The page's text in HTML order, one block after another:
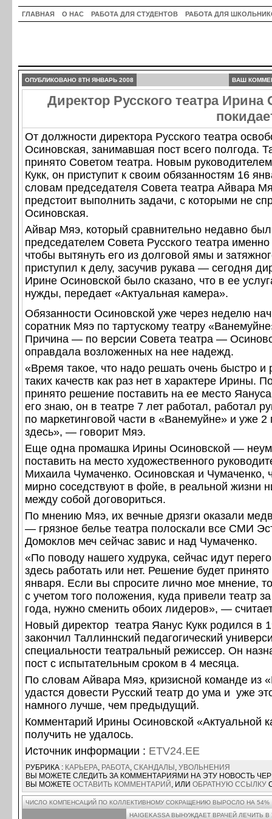
ГЛАВНАЯ О НАС РАБОТА ДЛЯ СТУДЕНТОВ РАБОТА ДЛЯ
ОПУБЛИКОВАНО 8TH ЯНВАРЬ 2008 ВАШ
Директор Русского театра Ирина
От должности директора Русского театра
Осиновская, занимавшая пост всего полгода.
принято Советом театра. Новым
Кукк, он приступит к своим обязанностям 16
словам председателя Совета театра Айвара
предстоит выполнить задачи, с которыми не
Осиновская.
Айвар Мяэ, который сравнительно недавно
председателем Совета Русского театра именно
чтобы вытянуть его из долговой ямы и
приступил к делу, засучив рукава — сегодня
Ирине Осиновской было сказано, что в ее
нужды, передает «Актуальная камера».
Обязанности Осиновской уже через неделю
соратник Мяэ по тартускому театру
Причина — по версии Совета театра —
оправдала возложенных на нее надежд.
«Время такое, что надо решать очень быстро и
таких качеств как раз нет в характере Ирины.
принято решение поставить на ее место
его знаю, он в театре 7 лет работал, работал
по маркетинговой части в «Ванемуйне» и уже 2
здесь», — говорит Мяэ.
Еще одна промашка Ирины Осиновской —
поставить на место художественного
Михаила Чумаченко. Осиновская и Чумаченко,
мирно соседствуют в фойе, в реальной жизни
между собой договориться.
По мнению Мяэ, их вечные дрязги оказали
— грязное белье театра полоскали все СМИ
Домоклов меч сейчас завис и над Чумаченко.
«По поводу нашего худрука, сейчас идут
здесь работать или нет. Решение будет принято
января. Если вы спросите лично мое мнение,
с учетом того положения, куда привели театр
года, нужно сменить обоих лидеров», —
Новый директор театра Яанус Кукк родился в
закончил Таллиннский педагогический
специальности театральный режиссер. Он
пост с испытательным сроком в 4 месяца.
По словам Айвара Мяэ, кризисной команде из
удастся довести Русский театр до ума и уже
намного лучше, чем предыдущий.
Комментарий Ирины Осиновской «Актуальной
получить не удалось.
Источник информации : ETV24.EE
РУБРИКА : КАРЬЕРА, РАБОТА, СКАНДАЛЫ , УВОЛЬНЕНИЯ
ВЫ МОЖЕТЕ СЛЕДИТЬ ЗА КОММЕНТАРИЯМИ НА ЭТУ НОВОСТЬ
ВЫ МОЖЕТЕ ОСТАВИТЬ КОММЕНТАРИЙ , ИЛИ ОБРАТНУЮ ССЫЛКУ
ЧИСЛО КОМПЕНСАЦИЙ ПО КОЛЛЕКТИВНОМУ СОКРАЩЕНИЮ ВЫРОСЛО НА 54%
HAIGEKASSA ВЫНУЖДАЕТ ВРАЧЕЙ ЛЕЧИТЬ